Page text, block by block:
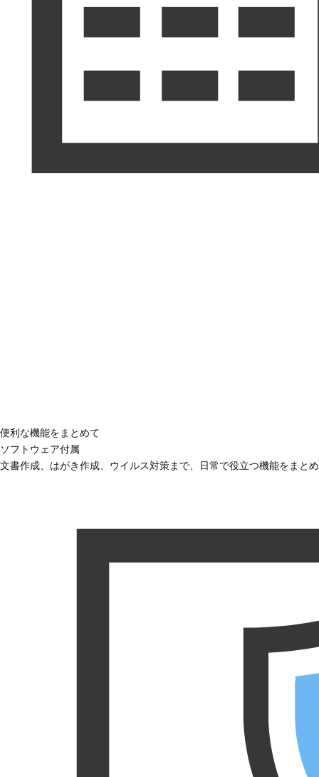
便利な機能をまとめて
ソフトウェア付属
文書作成、はがき作成、ウイルス対策まで、日常で役立つ機能をまと